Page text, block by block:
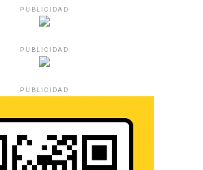
PUBLICIDAD
PUBLICIDAD
PUBLICIDAD